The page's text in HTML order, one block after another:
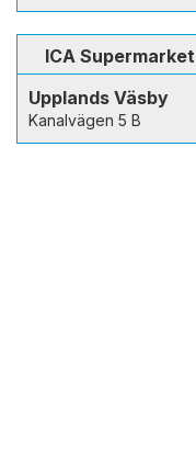
ICA Supermarket
Upplands Väsby
Kanalvägen 5 B